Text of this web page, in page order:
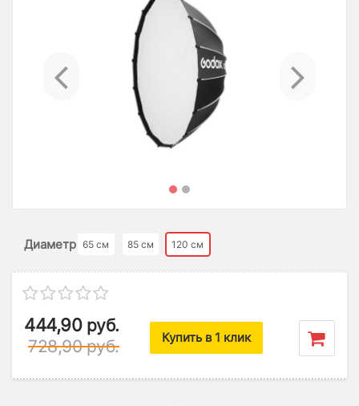
Previous
Диаметр 65 см 85 см 120 см
444,90 руб.
728,90 руб. Купить в 1 клик